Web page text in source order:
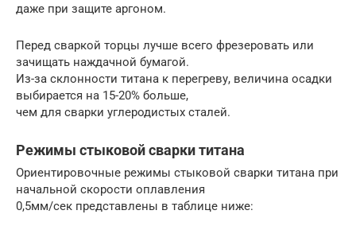
даже при защите аргоном.
Перед сваркой торцы лучше всего фрезеровать или
зачищать наждачной бумагой.
Из-за склонности титана к перегреву, величина осадки
выбирается на 15-20% больше,
чем для сварки углеродистых сталей.
Режимы стыковой сварки титана
Ориентировочные режимы стыковой сварки титана при
начальной скорости оплавления
0,5мм/сек представлены в таблице ниже: